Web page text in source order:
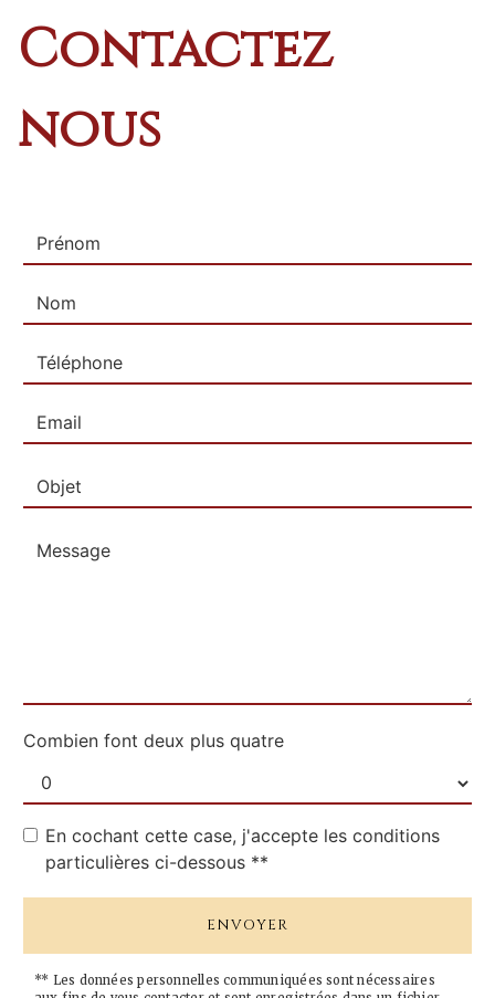
Contactez
nous
Combien font deux plus quatre
En cochant cette case, j'accepte les conditions
particulières ci-dessous **
ENVOYER
** Les données personnelles communiquées sont nécessaires